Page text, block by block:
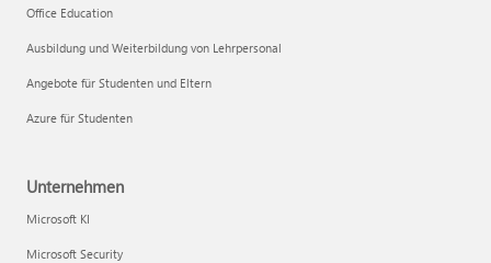
Office Education
Ausbildung und Weiterbildung von Lehrpersonal
Angebote für Studenten und Eltern
Azure für Studenten
Unternehmen
Microsoft KI
Microsoft Security